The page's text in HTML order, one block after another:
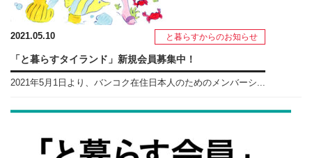
2021.05.10 と暮らすからのお知らせ
「と暮らすタイランド」新規会員募集中！
2021年5月1日より、バンコク在住日本人のためのメンバーシ...